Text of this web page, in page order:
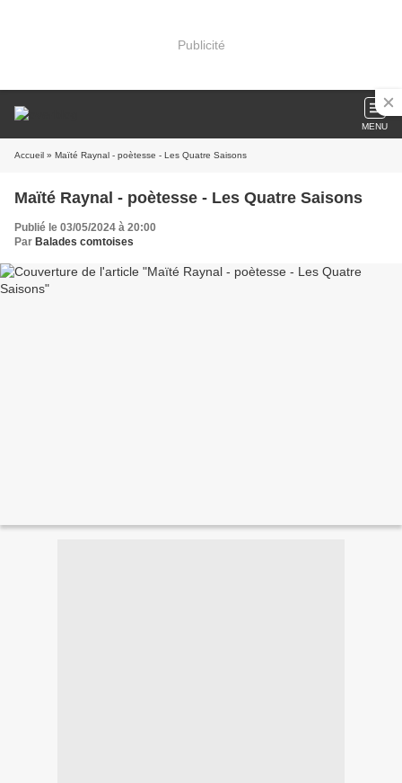
Publicité
MENU
Accueil » Maïté Raynal - poètesse - Les Quatre Saisons
Maïté Raynal - poètesse - Les Quatre Saisons
Publié le 03/05/2024 à 20:00
Par Balades comtoises